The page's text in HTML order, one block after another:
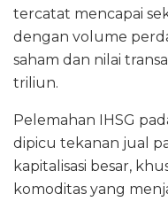
tercatat mencapai
dengan volume
saham dan nilai
triliun.
Pelemahan IHSG
dipicu tekanan jual
kapitalisasi besar,
komoditas yang